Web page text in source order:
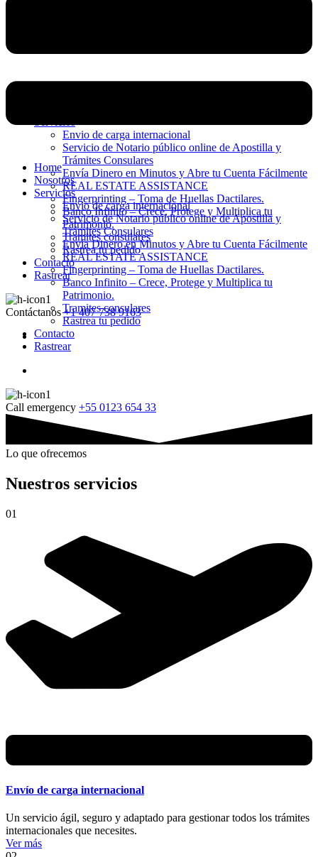
Envio de carga internacional
Servicio de Notario público online de Apostilla y
Trámites Consulares
Envía Dinero en Minutos y Abre tu Cuenta Fácilmente
REAL ESTATE ASSISTANCE
Fingerprinting – Toma de Huellas Dactilares.
Banco Infinito – Crece, Protege y Multiplica tu
Patrimonio.
Tramites consulares
Rastrea tu pedido
Contacto
Rastrear
Contáctanos +1 407 738 9163
Home
Nosotros
Servicios
Envio de carga internacional
Servicio de Notario público online de Apostilla y
Trámites Consulares
Envía Dinero en Minutos y Abre tu Cuenta Fácilmente
REAL ESTATE ASSISTANCE
Fingerprinting – Toma de Huellas Dactilares.
Banco Infinito – Crece, Protege y Multiplica tu
Patrimonio.
Tramites consulares
Rastrea tu pedido
Contacto
Rastrear
Call emergency +55 0123 654 33
Lo que ofrecemos
Nuestros servicios
01
Envío de carga internacional
Un servicio ágil, seguro y adaptado para gestionar todos los trámites
internacionales que necesites.
Ver más